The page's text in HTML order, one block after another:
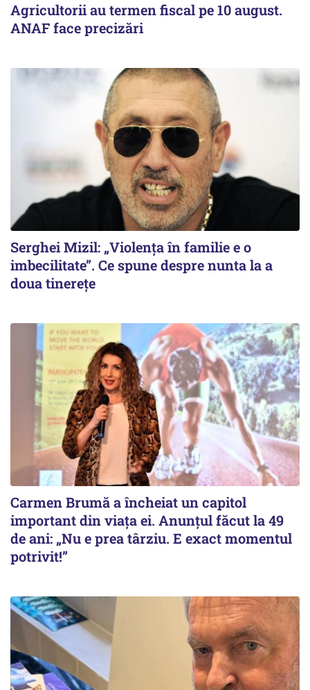
Agricultorii au termen fiscal pe 10 august.
ANAF face precizări
Serghei Mizil: „Violența în familie e o
imbecilitate”. Ce spune despre nunta la a
doua tinerețe
Carmen Brumă a încheiat un capitol
important din viața ei. Anunțul făcut la 49
de ani: „Nu e prea târziu. E exact momentul
potrivit!”